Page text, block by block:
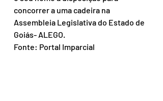
concorrer a uma cadeira na
Assembleia Legislativa do Estado de
Goiás- ALEGO.
Fonte: Portal Imparcial